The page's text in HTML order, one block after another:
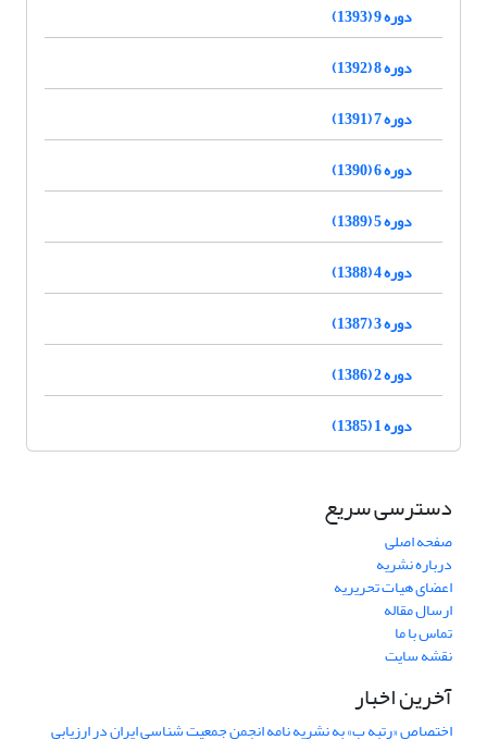
دوره 9 (1393)
دوره 8 (1392)
دوره 7 (1391)
دوره 6 (1390)
دوره 5 (1389)
دوره 4 (1388)
دوره 3 (1387)
دوره 2 (1386)
دوره 1 (1385)
دسترسی سریع
صفحه اصلی
درباره نشریه
اعضای هیات تحریریه
ارسال مقاله
تماس با ما
نقشه سایت
آخرین اخبار
اختصاص «رتبه ب» به نشریه نامه انجمن جمعیت شناسی ایران در ارزیابی